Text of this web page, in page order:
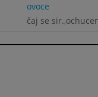
ovoce
čaj se